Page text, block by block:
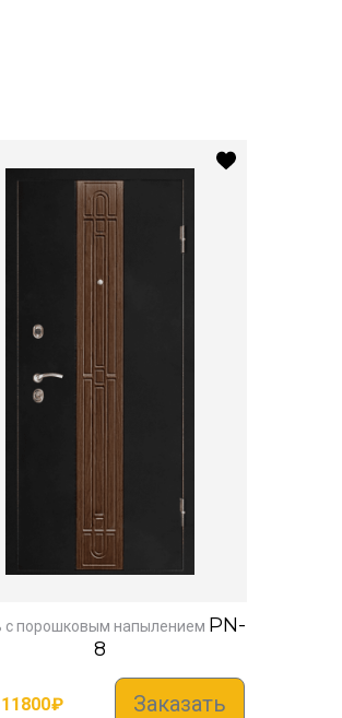
с порошковым напылением PN-
8
11800₽ Заказать